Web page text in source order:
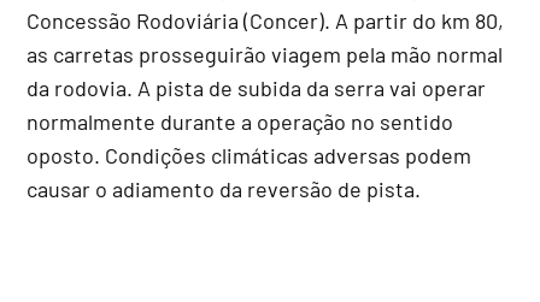
Concessão Rodoviária (Concer). A partir do km 80,
as carretas prosseguirão viagem pela mão normal
da rodovia. A pista de subida da serra vai operar
normalmente durante a operação no sentido
oposto. Condições climáticas adversas podem
causar o adiamento da reversão de pista.